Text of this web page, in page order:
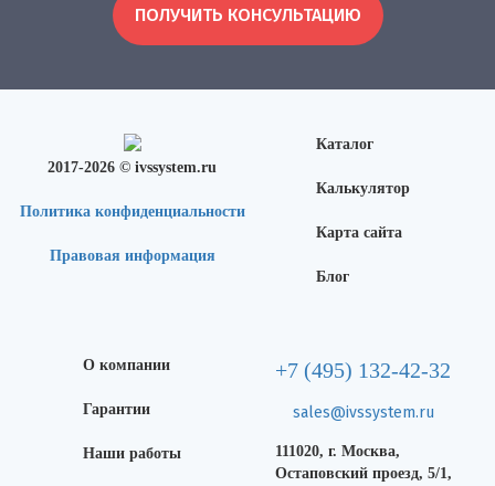
ПОЛУЧИТЬ КОНСУЛЬТАЦИЮ
2017-2026 © ivssystem.ru
Политика конфиденциальности
Правовая информация
Каталог
Калькулятор
Карта сайта
Блог
О компании
Гарантии
Наши работы
+7 (495) 132-42-32
sales@ivssystem.ru
111020, г. Москва,
Остаповский проезд, 5/1,